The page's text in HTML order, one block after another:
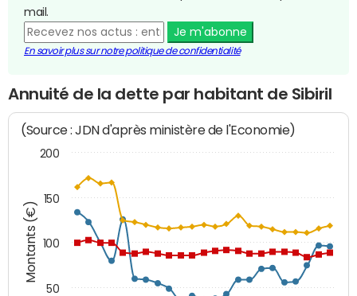
mail.
Je m'abonne
En savoir plus sur notre politique de confidentialité
Annuité de la dette par habitant de Sibiril
Montants (€)
(Source : JDN d'après ministère de l'Economie)
50
100
150
200